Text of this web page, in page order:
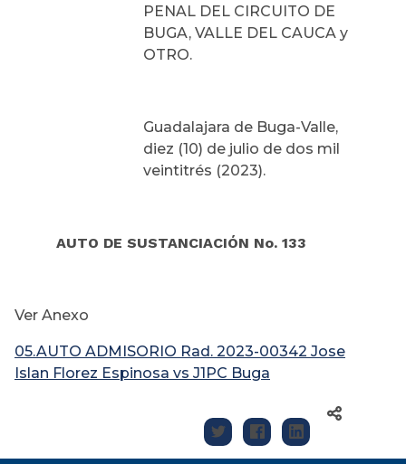
PENAL DEL CIRCUITO DE
BUGA, VALLE DEL CAUCA y
OTRO.
Guadalajara de Buga-Valle,
diez (10) de julio de dos mil
veintitrés (2023).
AUTO DE SUSTANCIACIÓN No. 133
Ver Anexo
05.AUTO ADMISORIO Rad. 2023-00342 Jose
Islan Florez Espinosa vs J1PC Buga